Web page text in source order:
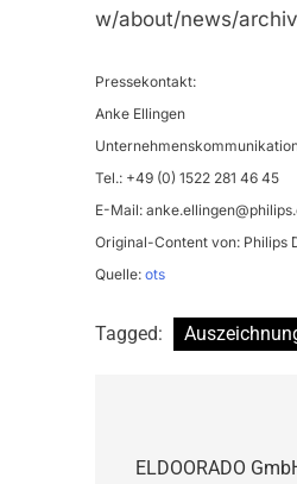
w/about/news/
Pressekontakt:
Anke Ellingen
Tel.: +49 (0) 1522 281 46 45
E-Mail:
Original-Content von: Philips
Quelle: ots
Tagged:
ELDOORADO